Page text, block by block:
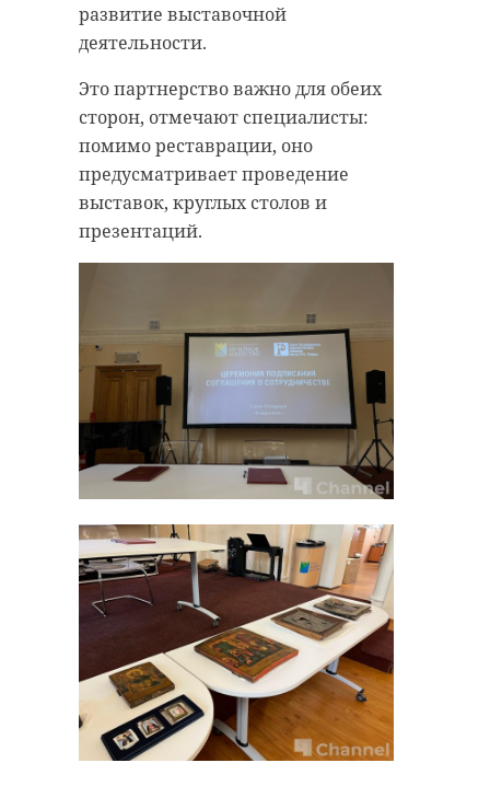
развитие выставочной
деятельности.
Это партнерство важно для обеих
сторон, отмечают специалисты:
помимо реставрации, оно
предусматривает проведение
выставок, круглых столов и
презентаций.